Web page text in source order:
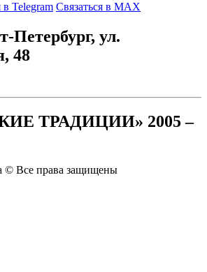
в Telegram Связаться в MAX
Петербург, ул.
48
ТРАДИЦИИ» 2005 –
© Все права защищены